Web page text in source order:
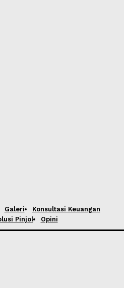
Galeri
Konsultasi Keuangan
Pinjol
Opini